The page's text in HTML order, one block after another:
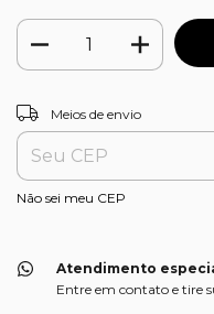
Entregas para o CEP:
Meios de envio
Não sei meu CEP
Atendimento
Entre em contato e tire